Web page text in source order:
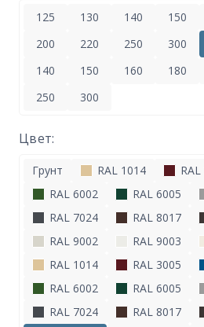
125 130 140 150
200
220 250 300
140
150 160 180
250
300
Цвет:
Грунт RAL 1014
RAL 6002
RAL 6005
RAL 7024
RAL 8017
RAL 9002
RAL 9003
RAL 1014
RAL 3005
RAL 6002
RAL 6005
RAL 7024
RAL 8017